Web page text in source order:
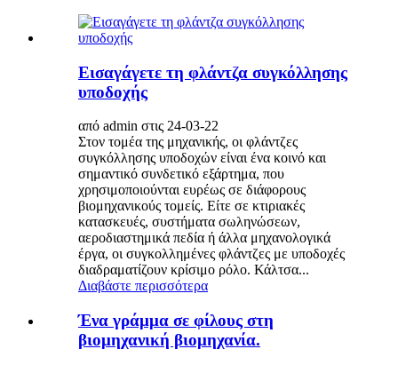
Εισαγάγετε τη φλάντζα συγκόλλησης
υποδοχής
από admin στις 24-03-22
Στον τομέα της μηχανικής, οι φλάντζες
συγκόλλησης υποδοχών είναι ένα κοινό και
σημαντικό συνδετικό εξάρτημα, που
χρησιμοποιούνται ευρέως σε διάφορους
βιομηχανικούς τομείς. Είτε σε κτιριακές
κατασκευές, συστήματα σωληνώσεων,
αεροδιαστημικά πεδία ή άλλα μηχανολογικά
έργα, οι συγκολλημένες φλάντζες με υποδοχές
διαδραματίζουν κρίσιμο ρόλο. Κάλτσα...
Διαβάστε περισσότερα
Ένα γράμμα σε φίλους στη
βιομηχανική βιομηχανία.